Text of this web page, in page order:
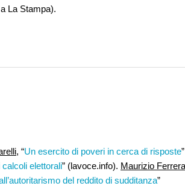
La Stampa).
, “Un esercito di poveri in cerca di risposte”
elettorali” (lavoce.info). Maurizio Ferrera
del reddito di sudditanza”